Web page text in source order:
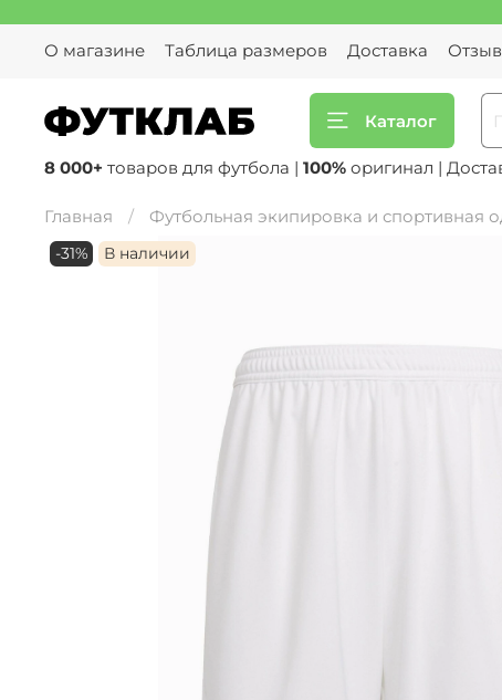
О магазине
Таблица размеров Доставка
Каталог
8 000+ товаров для футбола | 100% оригинал |
Главная Футбольная экипировка и спортивная
-31% В наличии